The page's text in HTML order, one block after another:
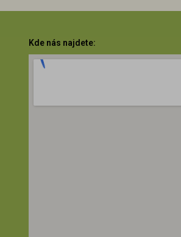
Kde nás najdete: